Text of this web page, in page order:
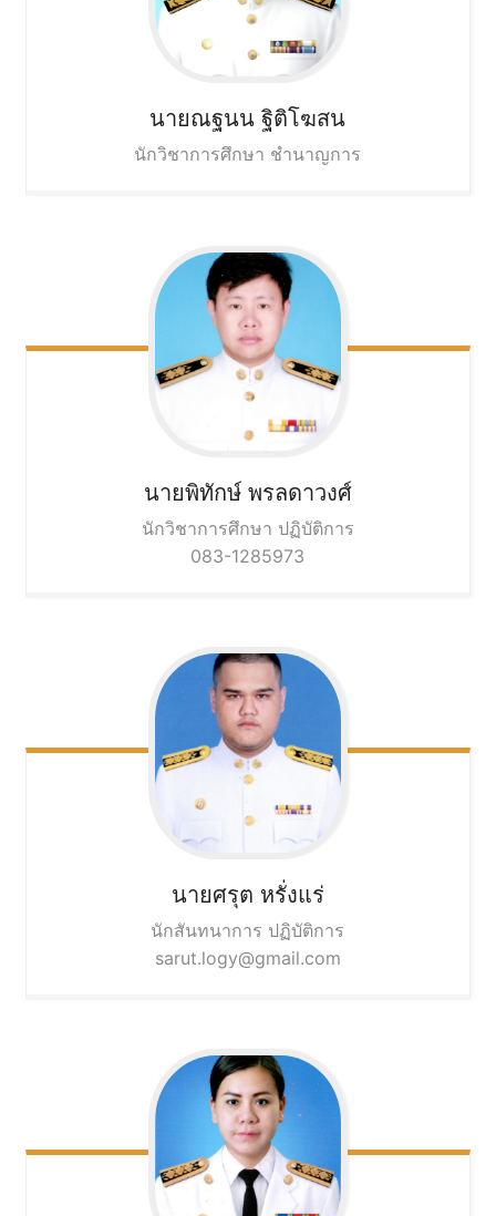
นายณฐนน ฐิติโฆสน
นักวิชาการศึกษา ชำนาญการ
นายพิทักษ์ พรลดาวงศ์
นักวิชาการศึกษา ปฏิบัติการ
083-1285973
นายศรุต หรั่งแร่
นักสันทนาการ ปฏิบัติการ
sarut.logy@gmail.com